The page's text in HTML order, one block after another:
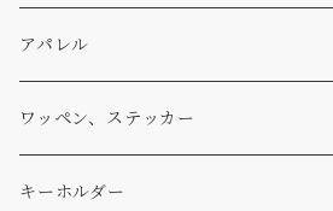
パーカー・トレーナー
アウター
コラボ
...mura
ヘルメット
小物
コーヒー
焚き火
ワッペン
小物
ワッペン
ステッカー
小物
アパレル
Tシャツ
キャップ、ニット
ワッペン、ステッカー
ワッペン
キーホルダー